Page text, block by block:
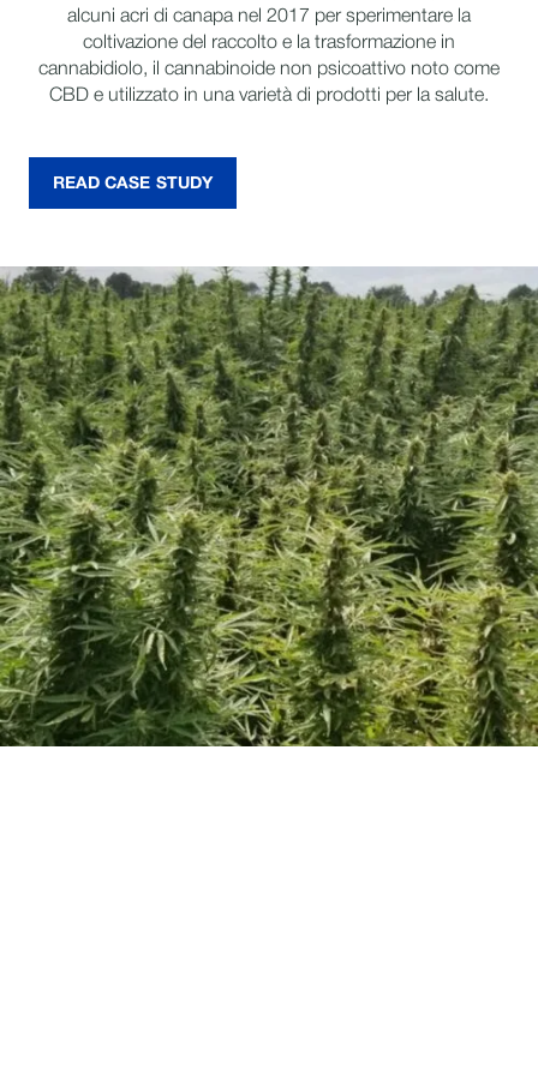
alcuni acri di canapa nel 2017 per sperimentare la
coltivazione del raccolto e la trasformazione in
cannabidiolo, il cannabinoide non psicoattivo noto come
CBD e utilizzato in una varietà di prodotti per la salute.
READ CASE STUDY